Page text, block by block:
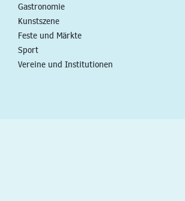
Gastronomie
Kunstszene
Feste und Märkte
Sport
Vereine und Institutionen